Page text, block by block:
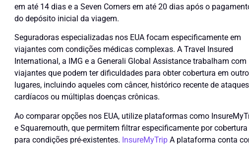
em até 14 dias e a Seven Corners em até 20 dias após o
do depósito inicial da viagem.
Seguradoras especializadas nos EUA focam especificamente em
viajantes com condições médicas complexas. A Travel Insured
International, a IMG e a Generali Global Assistance trabalham com
viajantes que podem ter dificuldades para obter cobertura em
lugares, incluindo aqueles com câncer, histórico recente de ataques
cardíacos ou múltiplas doenças crônicas.
Ao comparar opções nos EUA, utilize plataformas como
e Squaremouth, que permitem filtrar especificamente por cobertura
para condições pré-existentes. InsureMyTrip A plataforma conta